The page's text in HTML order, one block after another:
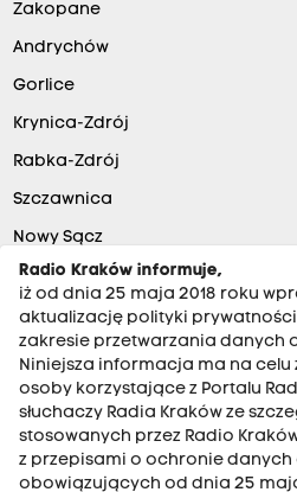
Zakopane
Andrychów
Gorlice
Krynica-Zdrój
Rabka-Zdrój
Szczawnica
Nowy Sącz
RADIO KRAKÓW SA. Aleja Juliusza
Kraków
Radio Kraków informuje,
iż od dnia 25 maja 2018 roku
aktualizację polityki
zakresie przetwarzania danych
Niniejsza informacja ma na celu
osoby korzystające z Portalu
słuchaczy Radia Kraków ze
stosowanych przez Radio
z przepisami o ochronie danych
obowiązujących od dnia 25